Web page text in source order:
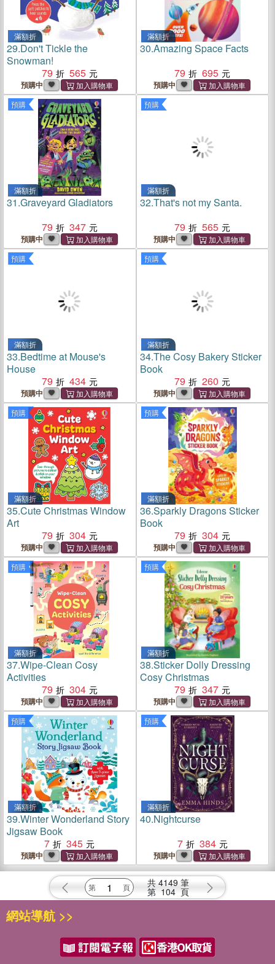
滿額折
29.Don't Tickle the
Snowman!
79
565
預購中
滿額折
30.Amazing Space Facts
79
695
預購中
預購
滿額折
31.Graveyard Gladiators
79
347
預購中
預購
滿額折
32.That's not my Santa.
79
565
預購中
預購
滿額折
33.Bedtime at Mouse's
House
79
434
預購中
預購
滿額折
34.The Cosy Bakery Sticker
Book
79
260
預購中
預購
滿額折
35.Cute Christmas Window
Art
79
304
預購中
預購
滿額折
36.Sparkly Dragons Sticker
Book
79
304
預購中
預購
滿額折
37.Wipe-Clean Cosy
Activities
79
304
預購中
預購
滿額折
38.Sticker Dolly Dressing
Cosy Christmas
79
347
預購中
預購
滿額折
39.Winter Wonderland Story
Jigsaw Book
7
345
預購中
預購
滿額折
40.Nightcurse
7
384
預購中
共 4149 筆
第 104 頁
網站導航 >>